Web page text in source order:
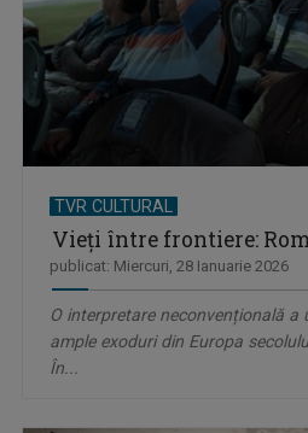
TVR CULTURAL
Vieți între frontiere:
publicat: Miercuri, 28 Ianuarie 2026
O interpretare neconvențională a
ample exoduri din Europa
În...